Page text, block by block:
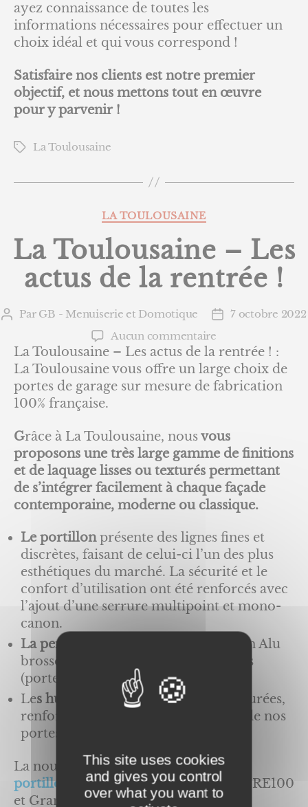
ayez connaissance de toutes les
informations nécessaires pour effectuer un
choix idéal et qui vous correspond !
Satisfaire nos clients est notre premier
objectif, et nous mettons tout en œuvre
pour y parvenir !
Étiquettes
La Toulousaine
Catégories
LA TOULOUSAINE
La Toulousaine – Les
actus de la rentrée !
Auteur
l’article
Par GB - Menuiserie et Domotique
Date
l’article
7 octobre 2022
Aucun commentairesur
La
Toulousaine
–
la
rentrée
!
La Toulousaine – Les actus de la rentrée ! :
La Toulousaine vous offre un large choix de
portes de garage sur mesure de fabrication
100% française.
Grâce à La Toulousaine, nousvous
proposons une très large gamme de finitions
et de laquage lisses ou texturés permettant
de s’intégrer facilement à chaque façade
contemporaine, moderne ou classique.
Le portillonprésente des lignes fines et
discrètes, faisant de celui-ci l’un des plus
esthétiques du marché. La sécurité et le
confort d’utilisation ont été renforcés avec
l’ajout d’une serrure multipoint et mono-
canon.
La personnalisation
par des motifs en Alu
brossé ou par des motifs sérigraphiés
(porte Visio-panoramique)
Les hublots
en Alunox, aux lignes épurées,
renforcent la qualité et l’esthétisme de nos
portes.
La nouveautéportes de garage avec
portillon
pour les types Villa (RT200, RE100
et Grande Villa) et Industrie (ISOL’R à
This site uses cookies
and gives you control
over what you want to